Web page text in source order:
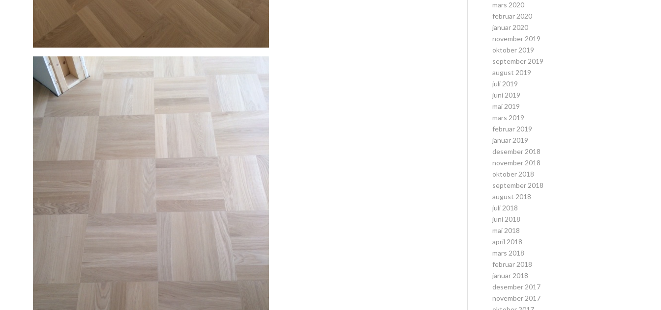
mars 2020
februar 2020
januar 2020
november 2019
oktober 2019
september 2019
august 2019
juli 2019
juni 2019
mai 2019
mars 2019
februar 2019
januar 2019
desember 2018
november 2018
oktober 2018
september 2018
august 2018
juli 2018
juni 2018
mai 2018
april 2018
mars 2018
februar 2018
januar 2018
desember 2017
november 2017